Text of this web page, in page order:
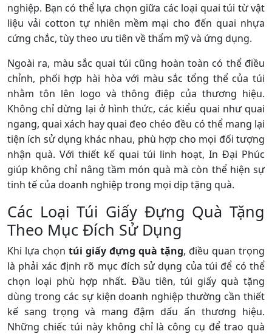
nghiệp. Bạn có thể lựa chọn giữa các loại quai túi từ vật
liệu vải cotton tự nhiên mềm mại cho đến quai nhựa
cứng chắc, tùy theo ưu tiên về thẩm mỹ và ứng dụng.
Ngoài ra, màu sắc quai túi cũng hoàn toàn có thể điều
chỉnh, phối hợp hài hòa với màu sắc tổng thể của túi
nhằm tôn lên logo và thông điệp của thương hiệu.
Không chỉ dừng lại ở hình thức, các kiểu quai như quai
ngang, quai xách hay quai đeo chéo đều có thể mang lại
tiện ích sử dụng khác nhau, phù hợp cho mọi đối tượng
nhận quà. Với thiết kế quai túi linh hoạt, In Đại Phúc
giúp không chỉ nâng tầm món quà mà còn thể hiện sự
tinh tế của doanh nghiệp trong mọi dịp tặng quà.
Các Loại Túi Giấy Đựng Quà Tặng
Theo Mục Đích Sử Dụng
Khi lựa chọn túi giấy đựng quà tặng, điều quan trọng
là phải xác định rõ mục đích sử dụng của túi để có thể
chọn loại phù hợp nhất. Đầu tiên, túi giấy quà tặng
dùng trong các sự kiện doanh nghiệp thường cần thiết
kế sang trọng và mang đậm dấu ấn thương hiệu.
Những chiếc túi này không chỉ là công cụ để trao quà